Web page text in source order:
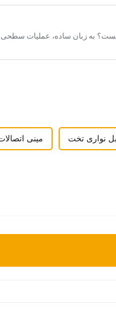
به زبان ساده، عملیات سطحی
مینی نواری تخت